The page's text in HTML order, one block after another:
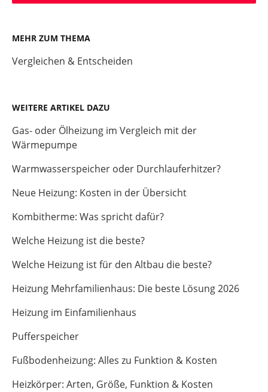
MEHR ZUM THEMA
Vergleichen & Entscheiden
WEITERE ARTIKEL DAZU
Gas- oder Ölheizung im Vergleich mit der
Wärmepumpe
Warmwasserspeicher oder Durchlauferhitzer?
Neue Heizung: Kosten in der Übersicht
Kombitherme: Was spricht dafür?
Welche Heizung ist die beste?
Welche Heizung ist für den Altbau die beste?
Heizung Mehrfamilienhaus: Die beste Lösung 2026
Heizung im Einfamilienhaus
Pufferspeicher
Fußbodenheizung: Alles zu Funktion & Kosten
Heizkörper: Arten, Größe, Funktion & Kosten